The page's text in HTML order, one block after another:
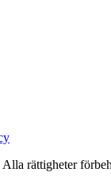
rättigheter